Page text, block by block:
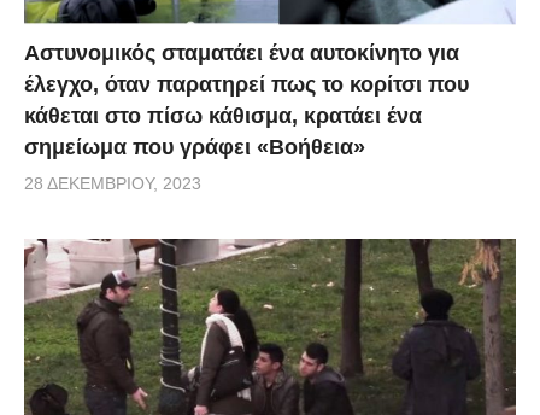
Αστυνομικός σταματάει ένα αυτοκίνητο για
έλεγχο, όταν παρατηρεί πως το κορίτσι που
κάθεται στο πίσω κάθισμα, κρατάει ένα
σημείωμα που γράφει «Βοήθεια»
28 ΔΕΚΕΜΒΡΊΟΥ, 2023